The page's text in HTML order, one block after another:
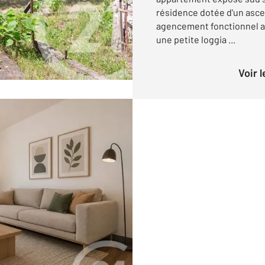
résidence dotée d'un
agencement fonctionnel
une petite loggia ...
Voir